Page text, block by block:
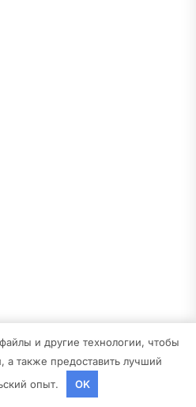
и другие технологии, чтобы
а также предоставить лучший
опыт.
OK